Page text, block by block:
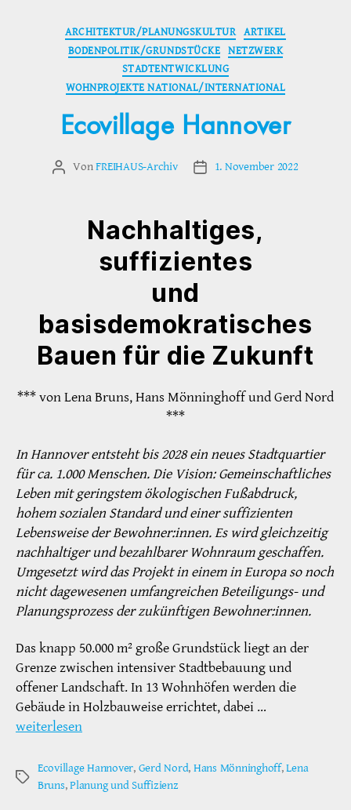
Kategorien
ARCHITEKTUR/PLANUNGSKULTUR ARTIKEL
BODENPOLITIK/GRUNDSTÜCKE NETZWERK
STADTENTWICKLUNG
WOHNPROJEKTE NATIONAL/INTERNATIONAL
Ecovillage Hannover
Beitragsautor
VonFREIHAUS-Archiv Veröffentlichungsdatum
1. November 2022
Nachhaltiges,
suffizientes
und
basisdemokratisches
Bauen für die Zukunft
*** von Lena Bruns, Hans Mönninghoff und Gerd Nord
***
In Hannover entsteht bis 2028 ein neues Stadtquartier
für ca. 1.000 Menschen. Die Vision: Gemeinschaftliches
Leben mit geringstem ökologischen Fußabdruck,
hohem sozialen Standard und einer suffizienten
Lebensweise der Bewohner:innen. Es wird gleichzeitig
nachhaltiger und bezahlbarer Wohnraum geschaffen.
Umgesetzt wird das Projekt in einem in Europa so noch
nicht dagewesenen umfangreichen Beteiligungs- und
Planungsprozess der zukünftigen Bewohner:innen.
Das knapp 50.000 m² große Grundstück liegt an der
Grenze zwischen intensiver Stadtbebauung und
offener Landschaft. In 13 Wohnhöfen werden die
Gebäude in Holzbauweise errichtet, dabei …
weiterlesen
Schlagwörter
Ecovillage Hannover, Gerd Nord, Hans Mönninghoff,Lena
Bruns,Planung und Suffizienz